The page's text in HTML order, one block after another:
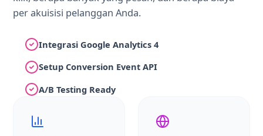
per akuisisi pelanggan Anda.
Integrasi Google Analytics 4
Setup Conversion Event API
A/B Testing Ready